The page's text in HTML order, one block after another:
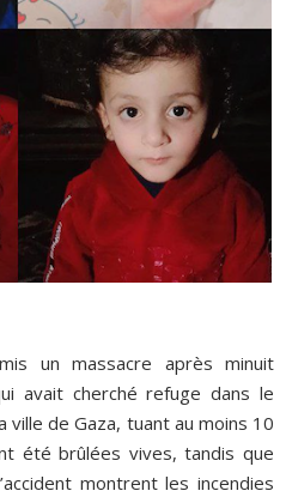
un massacre après minuit
avait cherché refuge dans le
ville de Gaza, tuant au moins 10
été brûlées vives, tandis que
montrent les incendies